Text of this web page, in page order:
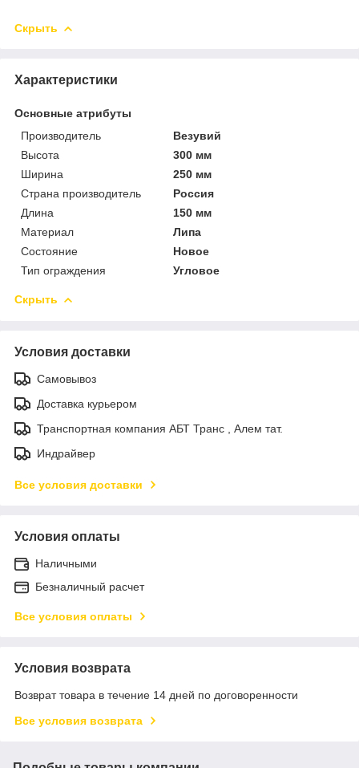
Скрыть
Характеристики
Основные атрибуты
Производитель
Везувий
Высота
300 мм
Ширина
250 мм
Страна производитель
Россия
Длина
150 мм
Материал
Липа
Состояние
Новое
Тип ограждения
Угловое
Скрыть
Условия доставки
Самовывоз
Доставка курьером
Транспортная компания АБТ Транс , Алем тат.
Индрайвер
Все условия доставки
Условия оплаты
Наличными
Безналичный расчет
Все условия оплаты
Условия возврата
Возврат товара в течение 14 дней по договоренности
Все условия возврата